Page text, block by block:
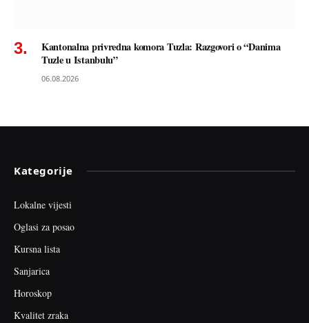
Kantonalna privredna komora Tuzla: Razgovori o “Danima
Tuzle u Istanbulu”
06.08.2026
Kategorije
Lokalne vijesti
Oglasi za posao
Kursna lista
Sanjarica
Horoskop
Kvalitet zraka